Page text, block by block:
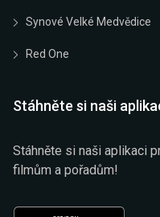
Synové Velké Medvědice
Red One
Stáhněte si naši
Stáhněte si naši aplikaci
filmům a pořadům!